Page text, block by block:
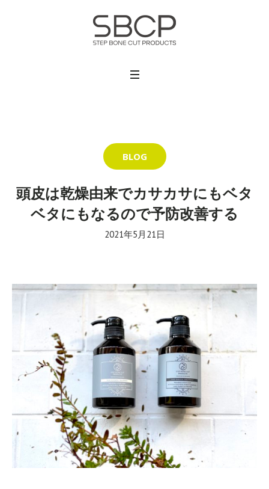
BLOG
頭皮は乾燥由来でカサカサにもベタ
ベタにもなるので予防改善する
2021年5月21日